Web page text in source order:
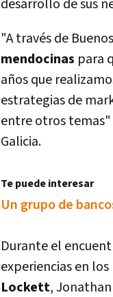
desarrollo de sus
"A través de
mendocinas para
años que
estrategias de
entre otros temas"
Galicia.
Te puede interesar
Un grupo de
Durante el
experiencias en
Lockett, Jonathan